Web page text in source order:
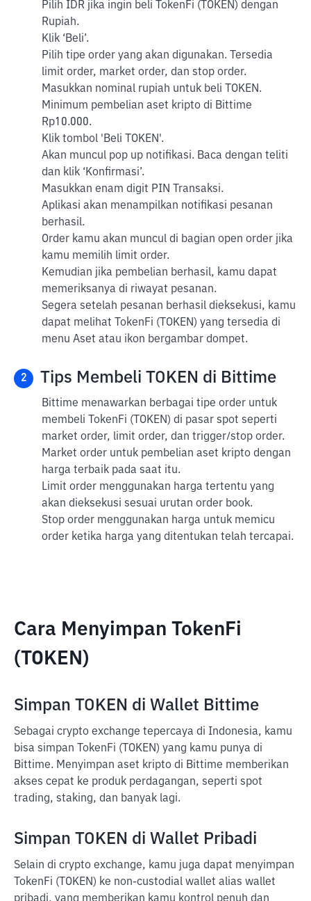
Pilih IDR jika ingin beli TokenFi (TOKEN) dengan
Rupiah.
Klik ‘Beli’.
Pilih tipe order yang akan digunakan. Tersedia
limit order, market order, dan stop order.
Masukkan nominal rupiah untuk beli TOKEN.
Minimum pembelian aset kripto di Bittime
Rp10.000.
Klik tombol 'Beli TOKEN'.
Akan muncul pop up notifikasi. Baca dengan teliti
dan klik ‘Konfirmasi’.
Masukkan enam digit PIN Transaksi.
Aplikasi akan menampilkan notifikasi pesanan
berhasil.
Order kamu akan muncul di bagian open order jika
kamu memilih limit order.
Kemudian jika pembelian berhasil, kamu dapat
memeriksanya di riwayat pesanan.
Segera setelah pesanan berhasil dieksekusi, kamu
dapat melihat TokenFi (TOKEN) yang tersedia di
menu Aset atau ikon bergambar dompet.
2 Tips Membeli TOKEN di Bittime
Bittime menawarkan berbagai tipe order untuk
membeli TokenFi (TOKEN) di pasar spot seperti
market order, limit order, dan trigger/stop order.
Market order untuk pembelian aset kripto dengan
harga terbaik pada saat itu.
Limit order menggunakan harga tertentu yang
akan dieksekusi sesuai urutan order book.
Stop order menggunakan harga untuk memicu
order ketika harga yang ditentukan telah tercapai.
Cara Menyimpan TokenFi
(TOKEN)
Simpan TOKEN di Wallet Bittime
Sebagai crypto exchange tepercaya di Indonesia, kamu
bisa simpan TokenFi (TOKEN) yang kamu punya di
Bittime. Menyimpan aset kripto di Bittime memberikan
akses cepat ke produk perdagangan, seperti spot
trading, staking, dan banyak lagi.
Simpan TOKEN di Wallet Pribadi
Selain di crypto exchange, kamu juga dapat menyimpan
TokenFi (TOKEN) ke non-custodial wallet alias wallet